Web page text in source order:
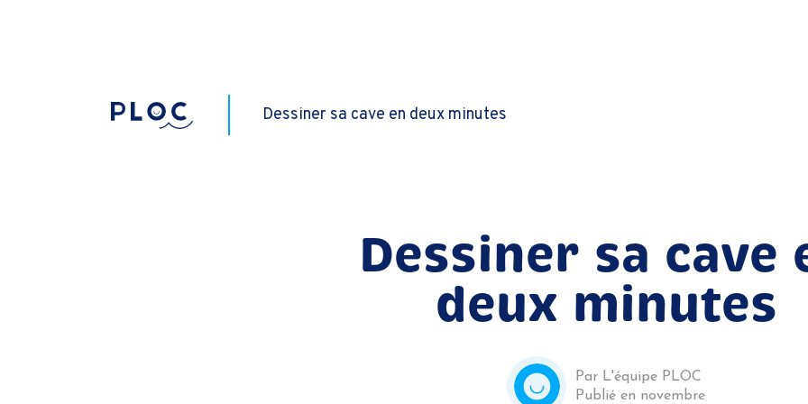
Dessiner sa cave en deux minutes
Dessiner sa cave
deux minutes
Par L'équipe PLOC
Publié en novembre